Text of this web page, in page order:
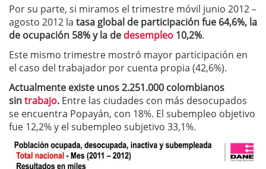
Por su parte, si miramos el trimestre móvil junio 2012 –
agosto 2012 la tasa global de participación fue 64,6%, la
de ocupación 58% y la de desempleo 10,2%.
Este mismo trimestre mostró mayor participación en
el caso del trabajador por cuenta propia (42,6%).
Actualmente existe unos 2.251.000 colombianos
sintrabajo. Entre las ciudades con más desocupados
se encuentra Popayán, con 18%. El subempleo objetivo
fue 12,2% y el subempleo subjetivo 33,1%.